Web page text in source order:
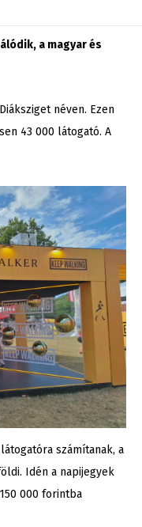
a magyar és
néven. Ezen
43 000 látogató. A
számítanak, a
Idén a napijegyek
000 forintba